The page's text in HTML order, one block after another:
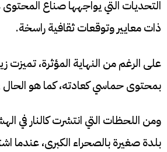
التحديات التي يواجهها صناع
ذات معايير وتوقعات ثقافية راسخة.
على الرغم من النهاية المؤثرة، تميزت
بمحتوى حماسي كعادته، كما هو الحال
ومن اللحظات التي انتشرت كالنار في
بلدة صغيرة بالصحراء الكبرى، عندما